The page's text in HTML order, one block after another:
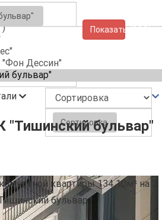
Показать (222)
Сортировкабульвар"